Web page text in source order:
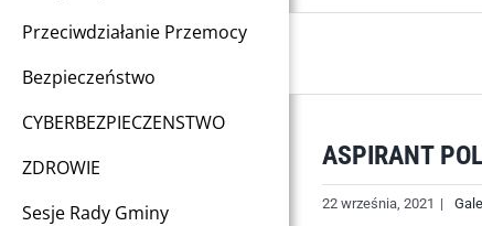
Przeciwdziałanie Przemocy
Bezpieczeństwo
CYBERBEZPIECZENSTWO
ZDROWIE
Sesje Rady Gminy
ASPIRANT
22 września, 2021 |